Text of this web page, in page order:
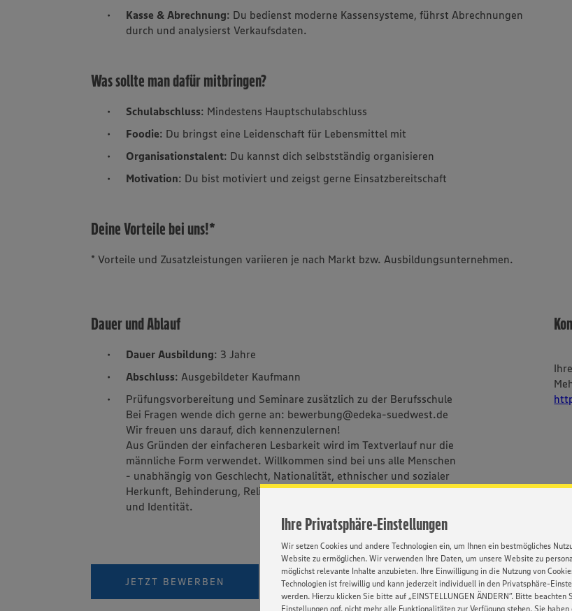
Ihre Privatsphäre-Einstellungen
Wir setzen Cookies und andere Technologien ein, um Ihnen ein bestmögliches
Website zu ermöglichen. Wir verwenden Ihre Daten, um unsere Website zu
möglichst relevante Inhalte anzubieten. Ihre Einwilligung in die Nutzung von
Technologien ist freiwillig und kann jederzeit individuell in den Privatsphäre-
werden. Hierzu klicken Sie bitte auf „EINSTELLUNGEN ÄNDERN”. Bitte beachten
Einstellungen ggf. nicht mehr alle Funktionalitäten zur Verfügung stehen. Sie
Kasse & Abrechnung: Du bedienst moderne Kassensysteme, führst Abrechnungen
durch und analysierst Verkaufsdaten.
Was sollte man dafür mitbringen?
Schulabschluss: Mindestens Hauptschulabschluss
Foodie: Du bringst eine Leidenschaft für Lebensmittel mit
Organisationstalent: Du kannst dich selbstständig organisieren
Motivation: Du bist motiviert und zeigst gerne Einsatzbereitschaft
Deine Vorteile bei uns!*
* Vorteile und Zusatzleistungen variieren je nach Markt bzw. Ausbildungsunternehmen.
Dauer und Ablauf
Dauer Ausbildung: 3 Jahre
Abschluss: Ausgebildeter Kaufmann
Prüfungsvorbereitung und Seminare zusätzlich zu der Berufsschule
Bei Fragen wende dich gerne an: bewerbung@edeka-suedwest.de
Wir freuen uns darauf, dich kennenzulernen!
Aus Gründen der einfacheren Lesbarkeit wird im Textverlauf nur die
männliche Form verwendet. Willkommen sind bei uns alle Menschen
- unabhängig von Geschlecht, Nationalität, ethnischer und sozialer
Herkunft, Behinderung, Religion, Alter sowie sexueller Orientierung
und Identität.
JETZT BEWERBEN VIDEOBEWERBUNG